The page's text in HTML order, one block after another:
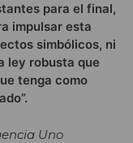
para el final,
impulsar esta
simbólicos, ni
ley robusta que
tenga como
Uno